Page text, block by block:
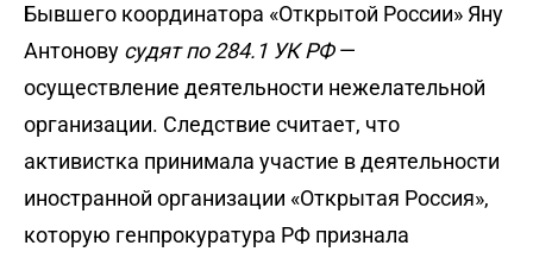
Бывшего координатора «Открытой России» Яну
Антонову судят по 284.1 УК РФ—
осуществление деятельности нежелательной
организации. Следствие считает, что
активистка принимала участие в деятельности
иностранной организации «Открытая Россия»,
которую генпрокуратура РФ признала